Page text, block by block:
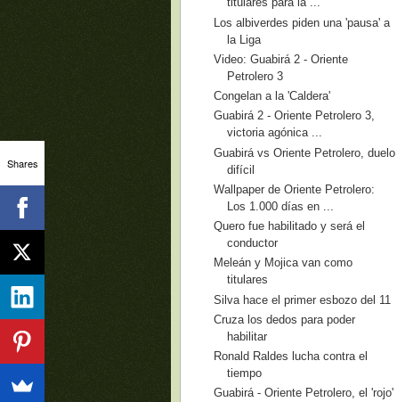
Los albiverdes piden una 'pausa' a
la Liga
Video: Guabirá 2 - Oriente
Petrolero 3
Congelan a la 'Caldera'
Guabirá 2 - Oriente Petrolero 3,
victoria agónica ...
Guabirá vs Oriente Petrolero, duelo
difícil
Wallpaper de Oriente Petrolero:
Los 1.000 días en ...
Quero fue habilitado y será el
conductor
Meleán y Mojica van como
titulares
Silva hace el primer esbozo del 11
Cruza los dedos para poder
habilitar
Ronald Raldes lucha contra el
tiempo
Guabirá - Oriente Petrolero, el 'rojo'
Shares